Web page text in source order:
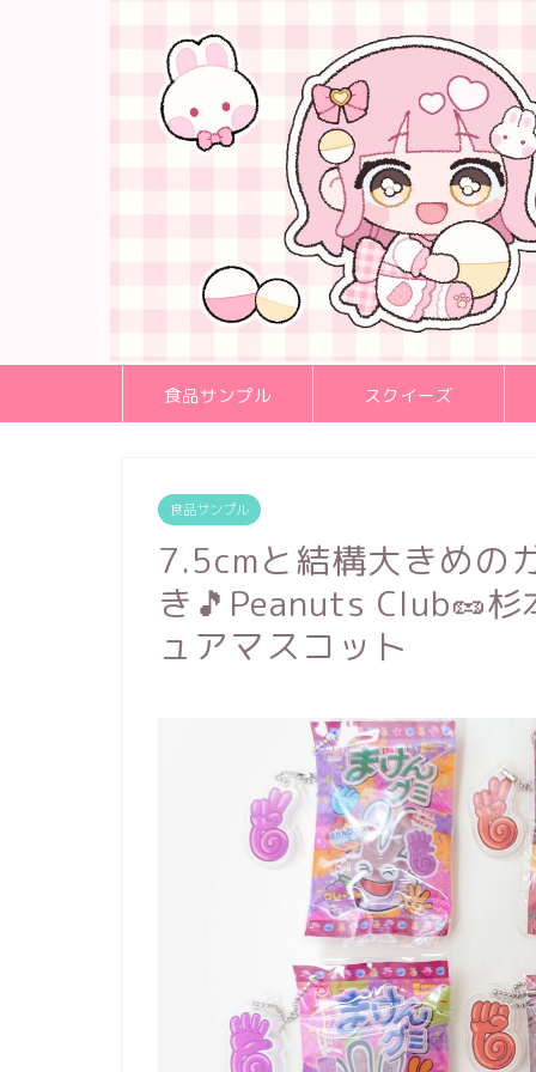
食品サンプル スクイーズ
食品サンプル
7.5cmと結構大きめの
き🎵Peanuts Club🥜
ュアマスコット